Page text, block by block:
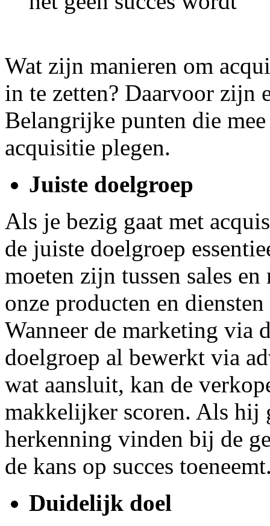
Wat zijn manieren om
in te zetten? Daarvoor zijn
Belangrijke punten die
acquisitie plegen.
Juiste doelgroep
Als je bezig gaat met
de juiste doelgroep
moeten zijn tussen sales
onze producten en
Wanneer de marketing via
doelgroep al bewerkt via
wat aansluit, kan de
makkelijker scoren. Als hij
herkenning vinden bij de
de kans op succes
Duidelijk doel